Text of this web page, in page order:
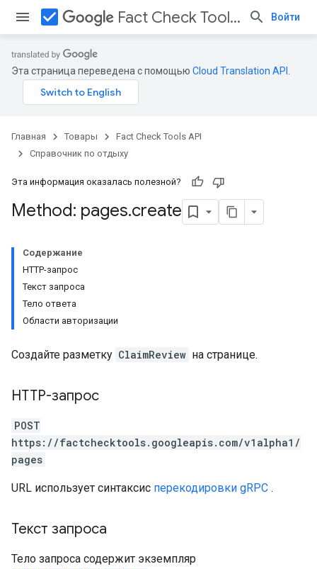
check_box Fact Check Tools API Войти
Эта страница переведена с помощью Cloud Translation API
Главная Товары
Fact Check Tools API
Справочник по отдыху
Эта информация оказалась полезной?
Method: pages.create
Содержание
HTTP-запрос
Текст запроса
Тело ответа
Области авторизации
Создайте разметку ClaimReview на странице.
HTTP-запрос
POST
https://factchecktools.googleapis.com/v1alpha1/
pages
URL использует синтаксис перекодировки gRPC .
Текст запроса
Тело запроса содержит экземпляр